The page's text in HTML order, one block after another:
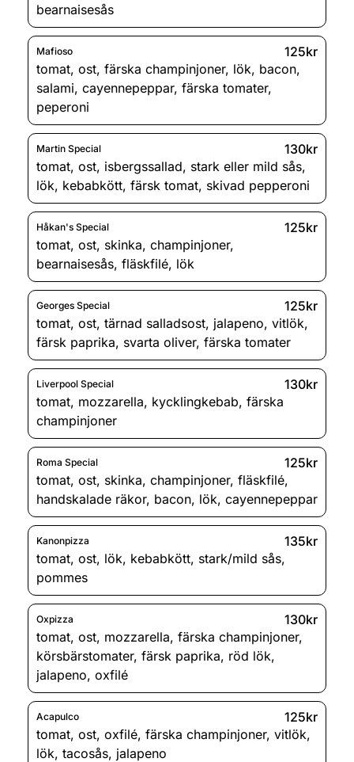
bearnaisesås
Mafioso
125kr
tomat, ost, färska champinjoner, lök, bacon,
salami, cayennepeppar, färska tomater,
peperoni
Martin Special
130kr
tomat, ost, isbergssallad, stark eller mild sås,
lök, kebabkött, färsk tomat, skivad pepperoni
Håkan's Special
125kr
tomat, ost, skinka, champinjoner,
bearnaisesås, fläskfilé, lök
Georges Special
125kr
tomat, ost, tärnad salladsost, jalapeno, vitlök,
färsk paprika, svarta oliver, färska tomater
Liverpool Special
130kr
tomat, mozzarella, kycklingkebab, färska
champinjoner
Roma Special
125kr
tomat, ost, skinka, champinjoner, fläskfilé,
handskalade räkor, bacon, lök, cayennepeppar
Kanonpizza
135kr
tomat, ost, lök, kebabkött, stark/mild sås,
pommes
Oxpizza
130kr
tomat, ost, mozzarella, färska champinjoner,
körsbärstomater, färsk paprika, röd lök,
jalapeno, oxfilé
Acapulco
125kr
tomat, ost, oxfilé, färska champinjoner, vitlök,
lök, tacosås, jalapeno